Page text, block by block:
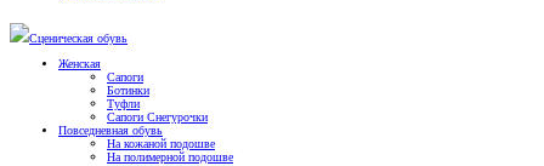
Сценическая обувь
Женская
Сапоги
Ботинки
Туфли
Сапоги Снегурочки
Повседневная обувь
На кожаной подошве
На полимерной подошве